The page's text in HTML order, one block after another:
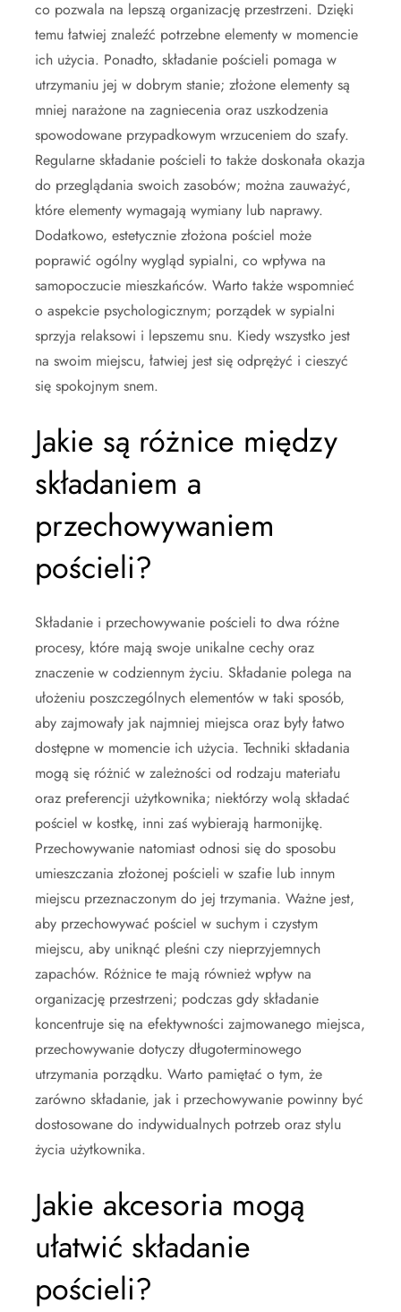
co pozwala na lepszą organizację przestrzeni. Dzięki
temu łatwiej znaleźć potrzebne elementy w momencie
ich użycia. Ponadto, składanie pościeli pomaga w
utrzymaniu jej w dobrym stanie; złożone elementy są
mniej narażone na zagniecenia oraz uszkodzenia
spowodowane przypadkowym wrzuceniem do szafy.
Regularne składanie pościeli to także doskonała okazja
do przeglądania swoich zasobów; można zauważyć,
które elementy wymagają wymiany lub naprawy.
Dodatkowo, estetycznie złożona pościel może
poprawić ogólny wygląd sypialni, co wpływa na
samopoczucie mieszkańców. Warto także wspomnieć
o aspekcie psychologicznym; porządek w sypialni
sprzyja relaksowi i lepszemu snu. Kiedy wszystko jest
na swoim miejscu, łatwiej jest się odprężyć i cieszyć
się spokojnym snem.
Jakie są różnice między
składaniem a
przechowywaniem
pościeli?
Składanie i przechowywanie pościeli to dwa różne
procesy, które mają swoje unikalne cechy oraz
znaczenie w codziennym życiu. Składanie polega na
ułożeniu poszczególnych elementów w taki sposób,
aby zajmowały jak najmniej miejsca oraz były łatwo
dostępne w momencie ich użycia. Techniki składania
mogą się różnić w zależności od rodzaju materiału
oraz preferencji użytkownika; niektórzy wolą składać
pościel w kostkę, inni zaś wybierają harmonijkę.
Przechowywanie natomiast odnosi się do sposobu
umieszczania złożonej pościeli w szafie lub innym
miejscu przeznaczonym do jej trzymania. Ważne jest,
aby przechowywać pościel w suchym i czystym
miejscu, aby uniknąć pleśni czy nieprzyjemnych
zapachów. Różnice te mają również wpływ na
organizację przestrzeni; podczas gdy składanie
koncentruje się na efektywności zajmowanego miejsca,
przechowywanie dotyczy długoterminowego
utrzymania porządku. Warto pamiętać o tym, że
zarówno składanie, jak i przechowywanie powinny być
dostosowane do indywidualnych potrzeb oraz stylu
życia użytkownika.
Jakie akcesoria mogą
ułatwić składanie
pościeli?